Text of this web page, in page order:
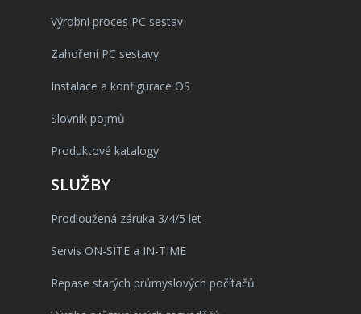
Výrobní proces PC sestav
Zahoření PC sestavy
Instalace a konfigurace OS
Slovník pojmů
Produktové katalogy
SLUŽBY
Prodloužená záruka 3/4/5 let
Servis ON-SITE a IN-TIME
Repase starých průmyslových počítačů